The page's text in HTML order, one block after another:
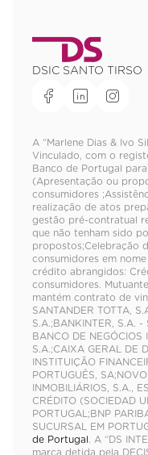
DSIC SANTO TIRSO
A “Marlene Dias & Ivo
Vinculado, com o
Banco de Portugal
(Apresentação ou
consumidores
realização de atos
gestão pré-contratual
que não tenham sido
propostos;Celebração
consumidores em
crédito abrangidos:
consumidores.
mantém contrato de
SANTANDER TOTTA,
S.A.;BANKINTER, S.A. -
BANCO DE NEGÓCIOS
S.A.;CAIXA GERAL DE
INSTITUIÇÃO
PORTUGUÊS,
INMOBILIÁRIOS, S.A.,
CRÉDITO (SOCIEDAD
PORTUGAL;BNP
SUCURSAL EM
de Portugal. A “DS
marca detida pela